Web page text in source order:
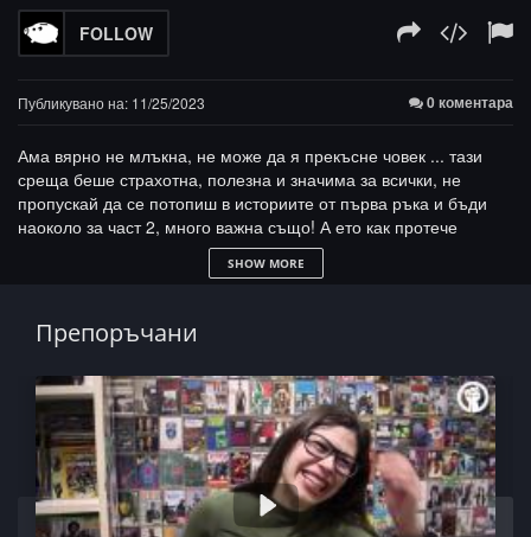
FOLLOW
Публикувано на: 11/25/2023 0 коментара
Ама вярно не млъкна, не може да я прекъсне човек ... тази
среща беше страхотна, полезна и значима за всички, не
пропускай да се потопиш в историите от първа ръка и бъди
наоколо за част 2, много важна също! А ето как протече
ХИП ХОП-а
- имах си цели и точки, плъзнах сама
- екскурзията до Brooklyn … сама!
- Америка не е хип хоп и ... за един гей град
13:17 Концертите, на които бях
- Kendrick Lamar – пазител и лице на времето си
- Logic и Wiz Khalifa … на дъжд и пушилка
- Wu Tang Clan, Busta Rhymes и Nas: 50 години Хип Хоп
SHOW MORE
Препоръчани